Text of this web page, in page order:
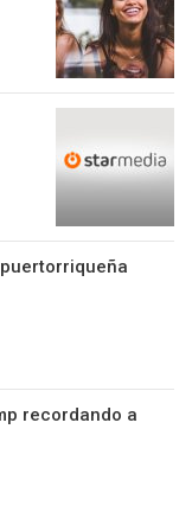
recordando a